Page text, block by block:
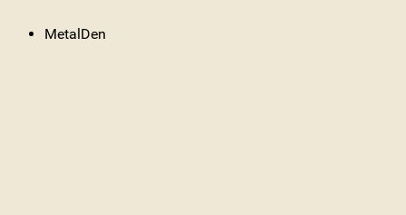
MetalDen